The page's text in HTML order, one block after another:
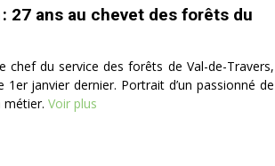
27 ans au chevet des forêts du
chef du service des forêts de Val-de-Travers,
janvier dernier. Portrait d’un passionné de
métier. Voir plus